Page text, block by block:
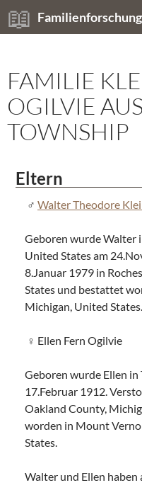
Zum
Inhalt
Suchen
FAMILIE
OGILVIE
TOWNSHIP
Eltern
Walter Theodore
Geboren wurde Walter
United States am
8.Januar 1979 in
States und bestattet
Michigan, United States.
Ellen Fern Ogilvie
Geboren wurde Ellen in
17.Februar 1912.
Oakland County,
worden in Mount
States.
Walter und Ellen haben